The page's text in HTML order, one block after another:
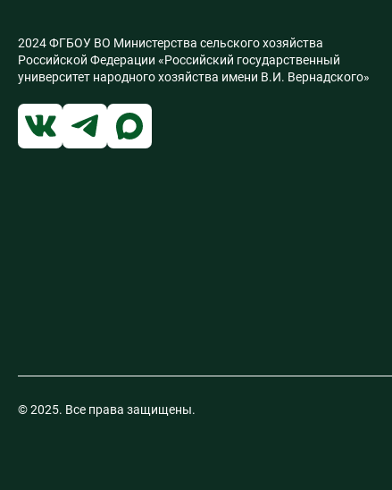
2024 ФГБОУ ВО Министерства сельского хозяйства
Российской Федерации «Российский государственный
университет народного хозяйства имени В.И. Вернадского»
© 2025. Все права защищены.